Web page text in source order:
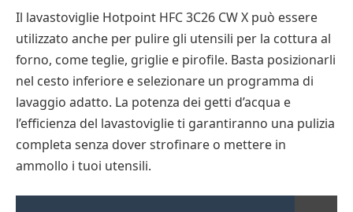
Il lavastoviglie Hotpoint HFC 3C26 CW X può essere
utilizzato anche per pulire gli utensili per la cottura al
forno, come teglie, griglie e pirofile. Basta posizionarli
nel cesto inferiore e selezionare un programma di
lavaggio adatto. La potenza dei getti d’acqua e
l’efficienza del lavastoviglie ti garantiranno una pulizia
completa senza dover strofinare o mettere in
ammollo i tuoi utensili.